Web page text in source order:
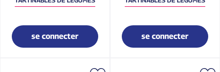
se connecter se connecter